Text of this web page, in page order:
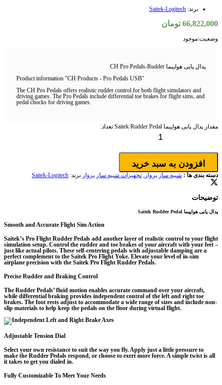
برند: Saitek-Logitech
66,822,000 تومان
وضعیت:موجود
پدال پایی هواپیما CH Pro Pedals-Rudder
Product information "CH Products - Pro Pedals USB"
The CH Pro Pedals offers realistic rudder control for both flight simulators and
driving games. The Pro Pedals include differential toe brakes for flight sims, and
pedal chocks for driving games.
مقدار پدال پایی هواپیما Saitek Rudder Pedal تعداد:
افزودن به سبد خرید
دسته بندی ها : شبیه ساز پرواز , تجهیزات شبیه ساز پرواز برند: Saitek-Logitech
توضیحات
پدال پایی هواپیما Saitek Rudder Pedal
Smooth and Accurate Flight Sim Action
Saitek’s Pro Flight Rudder Pedals add another layer of realistic control to your flight
simulation setup. Control the rudder and toe brakes of your aircraft with your feet –
just like actual pilots. These self-centering pedals with adjustable damping are a
perfect complement to the Saitek Pro Flight Yoke. Elevate your level of in-sim
airplane precision with the Saitek Pro Flight Rudder Pedals.
Precise Rudder and Braking Control
The Rudder Pedals’ fluid motion enables accurate command over your aircraft,
while differential braking provides independent control of the left and right toe
brakes. The foot rests adjust to accommodate a wide range of sizes and include non-
slip materials to help keep the pedals on the floor during virtual flight.
Adjustable Tension Dial
Select your own resistance to suit the way you fly. Apply just a little pressure to
make the Rudder Pedals respond, or choose to exert more force. A simple twist is all
it takes to get you dialed in.
Fully Customizable To Meet Your Needs